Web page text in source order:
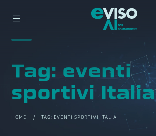
Tag: eventi
sportivi Italia
HOME / TAG: EVENTI SPORTIVI ITALIA